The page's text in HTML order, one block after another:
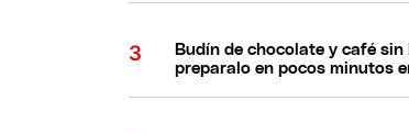
Budín de chocolate y café sin
preparalo en pocos minutos